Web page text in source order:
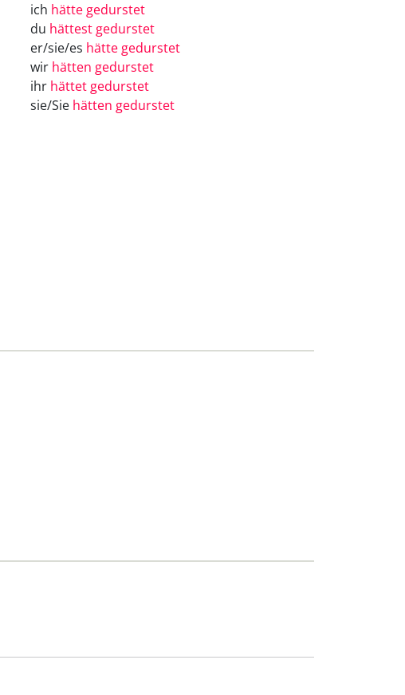
ich hätte gedurstet
du hättest gedurstet
er/sie/es hätte gedurstet
wir hätten gedurstet
ihr hättet gedurstet
sie/Sie hätten gedurstet